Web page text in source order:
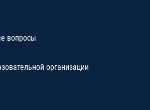
вопросы
организации